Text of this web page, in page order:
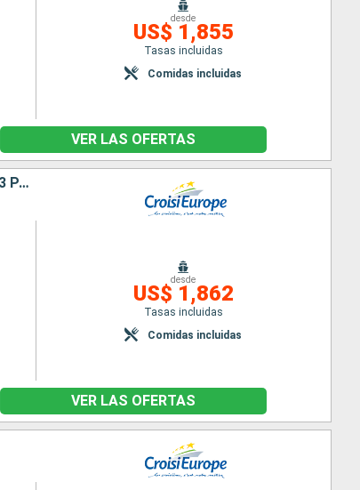
desde
US$ 1,855
Tasas incluidas
Comidas incluidas
VER LAS OFERTAS
FRANCE, SUISSE ET ALLEMAGNE : CROISIÈRE SUR LE RHIN VERS LA RÉGION DES 3 PAYS ET VOYAGE À BORD DU TRAIN "GLACIER EXPRESS"
desde
US$ 1,862
Tasas incluidas
Comidas incluidas
VER LAS OFERTAS